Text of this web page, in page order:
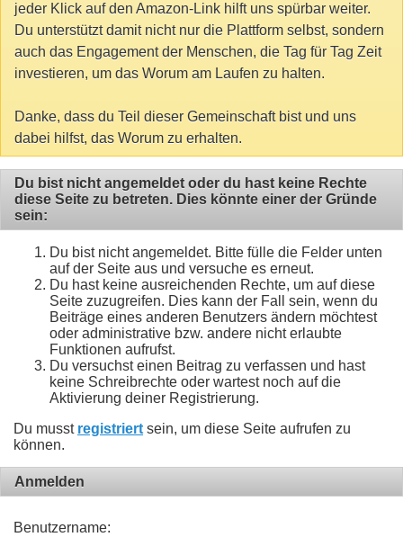
jeder Klick auf den Amazon-Link hilft uns spürbar weiter.
Du unterstützt damit nicht nur die Plattform selbst, sondern
auch das Engagement der Menschen, die Tag für Tag Zeit
investieren, um das Worum am Laufen zu halten.
Danke, dass du Teil dieser Gemeinschaft bist und uns
dabei hilfst, das Worum zu erhalten.
Du bist nicht angemeldet oder du hast keine Rechte
diese Seite zu betreten. Dies könnte einer der Gründe
sein:
Du bist nicht angemeldet. Bitte fülle die Felder unten
auf der Seite aus und versuche es erneut.
Du hast keine ausreichenden Rechte, um auf diese
Seite zuzugreifen. Dies kann der Fall sein, wenn du
Beiträge eines anderen Benutzers ändern möchtest
oder administrative bzw. andere nicht erlaubte
Funktionen aufrufst.
Du versuchst einen Beitrag zu verfassen und hast
keine Schreibrechte oder wartest noch auf die
Aktivierung deiner Registrierung.
Du musst registriert sein, um diese Seite aufrufen zu
können.
Anmelden
Benutzername: